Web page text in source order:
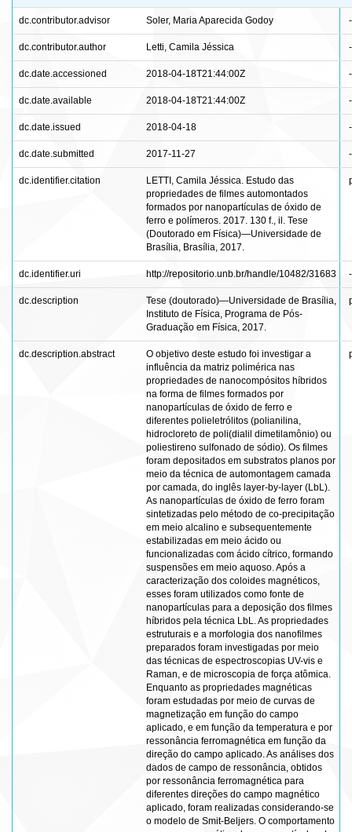
dc.contributor.advisor Soler, Maria Aparecida Godoy -
dc.contributor.author Letti, Camila Jéssica -
dc.date.accessioned 2018-04-18T21:44:00Z -
dc.date.available 2018-04-18T21:44:00Z -
dc.date.issued 2018-04-18 -
dc.date.submitted 2017-11-27 -
dc.identifier.citation
LETTI, Camila Jéssica. Estudo das
propriedades de filmes automontados
formados por nanopartículas de óxido de
ferro e polímeros. 2017. 130 f., il. Tese
(Doutorado em Física)—Universidade de
Brasília, Brasília, 2017.
dc.identifier.uri http://repositorio.unb.br/handle/10482/31683 -
dc.description
Tese (doutorado)—Universidade de Brasília,
Instituto de Física, Programa de Pós-
Graduação em Física, 2017.
dc.description.abstract
O objetivo deste estudo foi investigar a
influência da matriz polimérica nas
propriedades de nanocompósitos híbridos
na forma de filmes formados por
nanopartículas de óxido de ferro e
diferentes polieletrólitos (polianilina,
hidrocloreto de poli(dialil dimetilamônio) ou
poliestireno sulfonado de sódio). Os filmes
foram depositados em substratos planos por
meio da técnica de automontagem camada
por camada, do inglês layer-by-layer (LbL).
As nanopartículas de óxido de ferro foram
sintetizadas pelo método de co-precipitação
em meio alcalino e subsequentemente
estabilizadas em meio ácido ou
funcionalizadas com ácido cítrico, formando
suspensões em meio aquoso. Após a
caracterização dos coloides magnéticos,
esses foram utilizados como fonte de
nanopartículas para a deposição dos filmes
híbridos pela técnica LbL. As propriedades
estruturais e a morfologia dos nanofilmes
preparados foram investigadas por meio
das técnicas de espectroscopias UV-vis e
Raman, e de microscopia de força atômica.
Enquanto as propriedades magnéticas
foram estudadas por meio de curvas de
magnetização em função do campo
aplicado, e em função da temperatura e por
ressonância ferromagnética em função da
direção do campo aplicado. As análises dos
dados de campo de ressonância, obtidos
por ressonância ferromagnética para
diferentes direções do campo magnético
aplicado, foram realizadas considerando-se
o modelo de Smit-Beljers. O comportamento